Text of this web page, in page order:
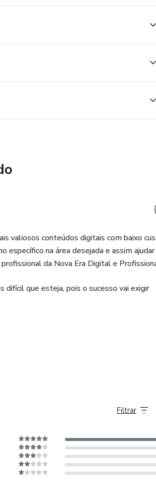
valiosos conteúdos digitais com baixo
específico na área desejada e assim ajudar
da Nova Era Digital e
difícil que esteja, pois o sucesso vai exigir
Filtrar